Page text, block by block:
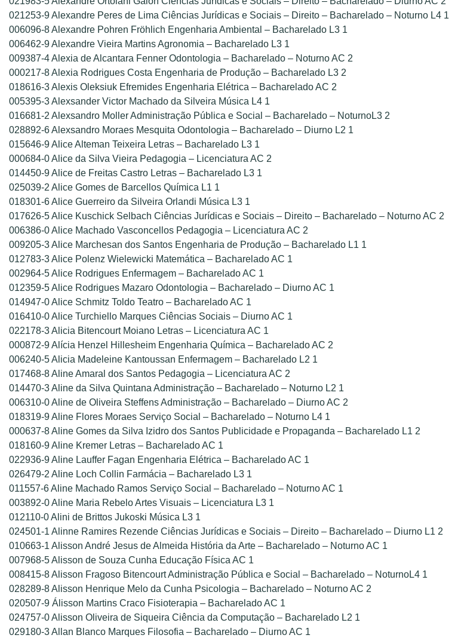
021253-9 Alexandre Peres de Lima Ciências Jurídicas e Sociais – Direito – Bacharelado – Noturno L4 1
006096-8 Alexandre Pohren Fröhlich Engenharia Ambiental – Bacharelado L3 1
006462-9 Alexandre Vieira Martins Agronomia – Bacharelado L3 1
009387-4 Alexia de Alcantara Fenner Odontologia – Bacharelado – Noturno AC 2
000217-8 Alexia Rodrigues Costa Engenharia de Produção – Bacharelado L3 2
018616-3 Alexis Oleksiuk Efremides Engenharia Elétrica – Bacharelado AC 2
005395-3 Alexsander Victor Machado da Silveira Música L4 1
016681-2 Alexsandro Moller Administração Pública e Social – Bacharelado – NoturnoL3 2
028892-6 Alexsandro Moraes Mesquita Odontologia – Bacharelado – Diurno L2 1
015646-9 Alice Alteman Teixeira Letras – Bacharelado L3 1
000684-0 Alice da Silva Vieira Pedagogia – Licenciatura AC 2
014450-9 Alice de Freitas Castro Letras – Bacharelado L3 1
025039-2 Alice Gomes de Barcellos Química L1 1
018301-6 Alice Guerreiro da Silveira Orlandi Música L3 1
017626-5 Alice Kuschick Selbach Ciências Jurídicas e Sociais – Direito – Bacharelado – Noturno AC 2
006386-0 Alice Machado Vasconcellos Pedagogia – Licenciatura AC 2
009205-3 Alice Marchesan dos Santos Engenharia de Produção – Bacharelado L1 1
012783-3 Alice Polenz Wielewicki Matemática – Bacharelado AC 1
002964-5 Alice Rodrigues Enfermagem – Bacharelado AC 1
012359-5 Alice Rodrigues Mazaro Odontologia – Bacharelado – Diurno AC 1
014947-0 Alice Schmitz Toldo Teatro – Bacharelado AC 1
016410-0 Alice Turchiello Marques Ciências Sociais – Diurno AC 1
022178-3 Alicia Bitencourt Moiano Letras – Licenciatura AC 1
000872-9 Alícia Henzel Hillesheim Engenharia Química – Bacharelado AC 2
006240-5 Alicia Madeleine Kantoussan Enfermagem – Bacharelado L2 1
017468-8 Aline Amaral dos Santos Pedagogia – Licenciatura AC 2
014470-3 Aline da Silva Quintana Administração – Bacharelado – Noturno L2 1
006310-0 Aline de Oliveira Steffens Administração – Bacharelado – Diurno AC 2
018319-9 Aline Flores Moraes Serviço Social – Bacharelado – Noturno L4 1
000637-8 Aline Gomes da Silva Izidro dos Santos Publicidade e Propaganda – Bacharelado L1 2
018160-9 Aline Kremer Letras – Bacharelado AC 1
022936-9 Aline Lauffer Fagan Engenharia Elétrica – Bacharelado AC 1
026479-2 Aline Loch Collin Farmácia – Bacharelado L3 1
011557-6 Aline Machado Ramos Serviço Social – Bacharelado – Noturno AC 1
003892-0 Aline Maria Rebelo Artes Visuais – Licenciatura L3 1
012110-0 Alini de Brittos Jukoski Música L3 1
024501-1 Alinne Ramires Rezende Ciências Jurídicas e Sociais – Direito – Bacharelado – Diurno L1 2
010663-1 Alisson André Jesus de Almeida História da Arte – Bacharelado – Noturno AC 1
007968-5 Alisson de Souza Cunha Educação Física AC 1
008415-8 Alisson Fragoso Bitencourt Administração Pública e Social – Bacharelado – NoturnoL4 1
028289-8 Alisson Henrique Melo da Cunha Psicologia – Bacharelado – Noturno AC 2
020507-9 Álisson Martins Craco Fisioterapia – Bacharelado AC 1
024757-0 Alisson Oliveira de Siqueira Ciência da Computação – Bacharelado L2 1
029180-3 Allan Blanco Marques Filosofia – Bacharelado – Diurno AC 1